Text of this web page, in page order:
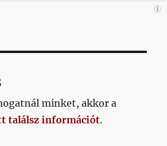
minket, akkor a
találsz információt.